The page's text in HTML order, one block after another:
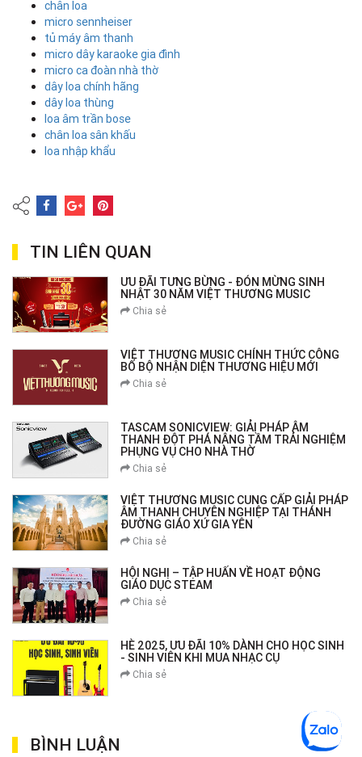
chân loa
micro sennheiser
tủ máy âm thanh
micro dây karaoke gia đình
micro ca đoàn nhà thờ
dây loa chính hãng
dây loa thùng
loa âm trần bose
chân loa sân khấu
loa nhập khẩu
TIN LIÊN QUAN
ƯU ĐÃI TƯNG BỪNG - ĐÓN MỪNG SINH
NHẬT 30 NĂM VIỆT THƯƠNG MUSIC
Chia sẻ
VIỆT THƯƠNG MUSIC CHÍNH THỨC CÔNG
BỐ BỘ NHẬN DIỆN THƯƠNG HIỆU MỚI
Chia sẻ
TASCAM SONICVIEW: GIẢI PHÁP ÂM
THANH ĐỘT PHÁ NÂNG TẦM TRẢI NGHIỆM
PHỤNG VỤ CHO NHÀ THỜ
Chia sẻ
VIỆT THƯƠNG MUSIC CUNG CẤP GIẢI PHÁP
ÂM THANH CHUYÊN NGHIỆP TẠI THÁNH
ĐƯỜNG GIÁO XỨ GIA YÊN
Chia sẻ
HỘI NGHỊ – TẬP HUẤN VỀ HOẠT ĐỘNG
GIÁO DỤC STEAM
Chia sẻ
HÈ 2025, ƯU ĐÃI 10% DÀNH CHO HỌC SINH
- SINH VIÊN KHI MUA NHẠC CỤ
Chia sẻ
BÌNH LUẬN